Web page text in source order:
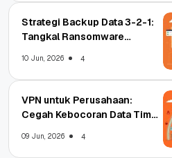
Strategi Backup Data 3-2-1:
Tangkal Ransomware
10 Jun, 2026 4
VPN untuk Perusahaan:
Cegah Kebocoran Data Tim
09 Jun, 2026 4